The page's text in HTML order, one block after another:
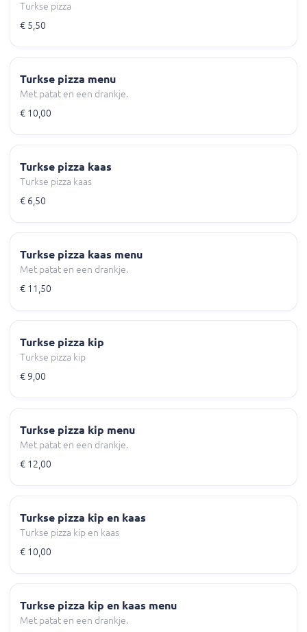
Turkse pizza
€ 5,50
Turkse pizza menu
Met patat en een drankje.
€ 10,00
Turkse pizza kaas
Turkse pizza kaas
€ 6,50
Turkse pizza kaas menu
Met patat en een drankje.
€ 11,50
Turkse pizza kip
Turkse pizza kip
€ 9,00
Turkse pizza kip menu
Met patat en een drankje.
€ 12,00
Turkse pizza kip en kaas
Turkse pizza kip en kaas
€ 10,00
Turkse pizza kip en kaas menu
Met patat en een drankje.